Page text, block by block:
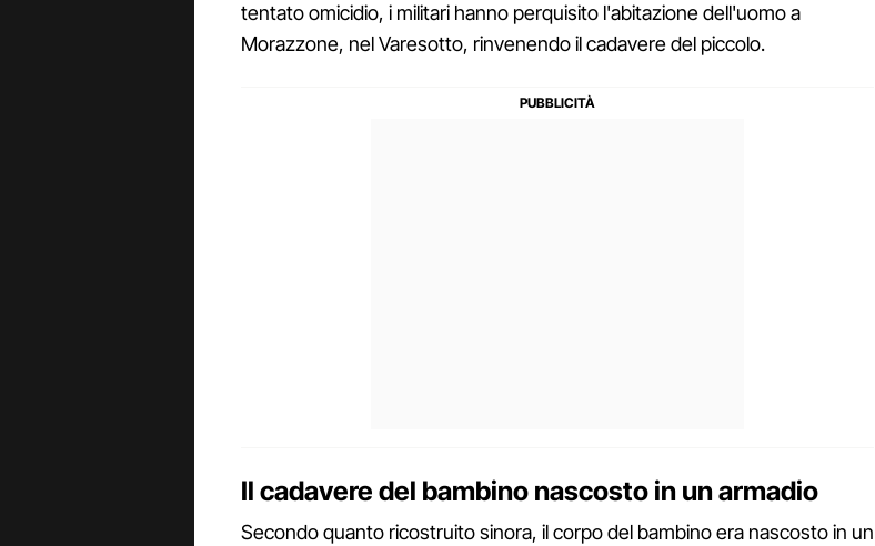
tentato omicidio, i militari hanno perquisito l'abitazione dell'uomo a
Morazzone, nel Varesotto, rinvenendo il cadavere del piccolo.
Il cadavere del bambino nascosto in un armadio
Secondo quanto ricostruito sinora, il corpo del bambino era nascosto in un